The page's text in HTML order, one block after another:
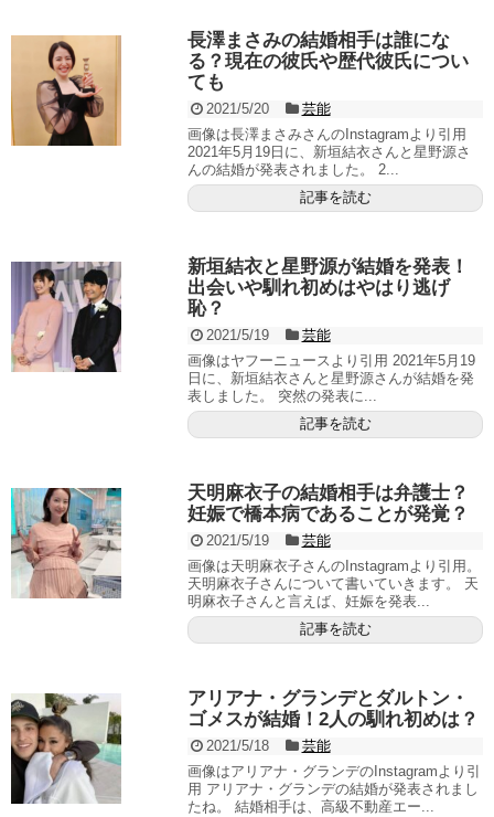
長澤まさみの結婚相手は誰にな
る？現在の彼氏や歴代彼氏につい
ても
2021/5/20
芸能
画像は長澤まさみさんのInstagramより引用
2021年5月19日に、新垣結衣さんと星野源さ
んの結婚が発表されました。 2...
記事を読む
新垣結衣と星野源が結婚を発表！
出会いや馴れ初めはやはり逃げ
恥？
2021/5/19
芸能
画像はヤフーニュースより引用 2021年5月19
日に、新垣結衣さんと星野源さんが結婚を発
表しました。 突然の発表に...
記事を読む
天明麻衣子の結婚相手は弁護士？
妊娠で橋本病であることが発覚？
2021/5/19
芸能
画像は天明麻衣子さんのInstagramより引用。
天明麻衣子さんについて書いていきます。 天
明麻衣子さんと言えば、妊娠を発表...
記事を読む
アリアナ・グランデとダルトン・
ゴメスが結婚！2人の馴れ初めは？
2021/5/18
芸能
画像はアリアナ・グランデのInstagramより引
用 アリアナ・グランデの結婚が発表されまし
たね。 結婚相手は、高級不動産エー...